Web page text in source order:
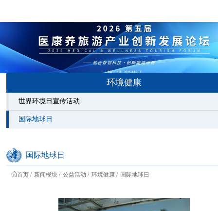
环境健康
世界环境日宣传活动
国际地球日
国际地球日
首页 新闻模块 公益活动 环境健康 国际地球日